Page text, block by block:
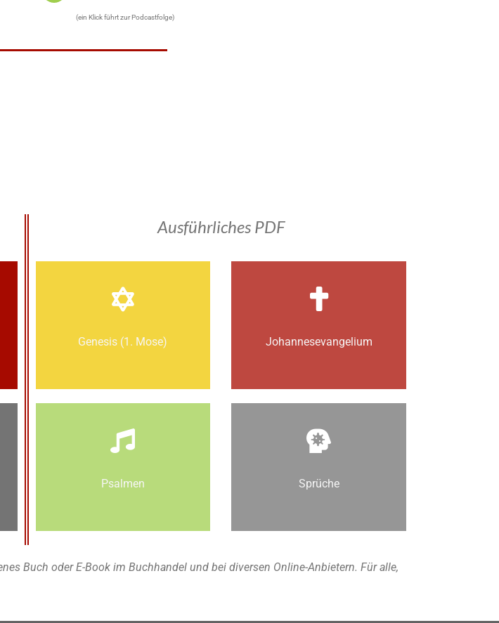
(ein Klick führt zur Podcastfolge)
Ausführliches PDF
Genesis (1. Mose) Johannes­­evangelium
Psalmen Sprüche
Buch oder E-Book im Buchhandel und bei diversen Online-Anbietern. Für alle,